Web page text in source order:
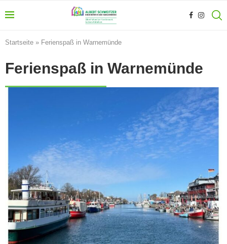
Startseite » Ferienspaß in Warnemünde
Ferienspaß in Warnemünde